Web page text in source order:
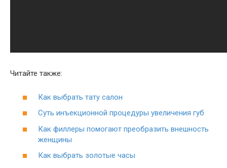
Читайте также:
Как выбрать тату салон
Суть инъекционной процедуры увеличения губ
Как филлеры помогают преобразить внешность
женщины
Как выбрать золотые часы